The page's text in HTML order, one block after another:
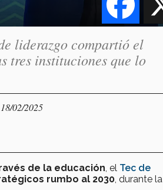
liderazgo compartió el
tres instituciones que lo
02/2025
de la educación, el Tec de
rumbo al 2030, durante la